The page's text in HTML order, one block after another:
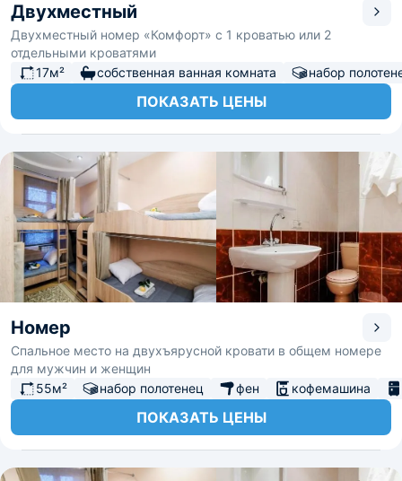
Двухместный
Двухместный номер «Комфорт» с 1 кроватью или 2
отдельными кроватями
17м²
собственная ванная комната набор
ПОКАЗАТЬ ЦЕНЫ
Номер
Спальное место на двухъярусной кровати в общем номере
для мужчин и женщин
55м²
набор полотенец фен кофемашина
ПОКАЗАТЬ ЦЕНЫ